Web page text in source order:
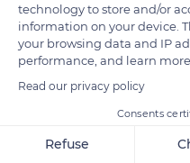
technology to store and/or
information on your device.
your browsing data and IP
performance, and learn
Read our privacy policy
Consents
Refuse